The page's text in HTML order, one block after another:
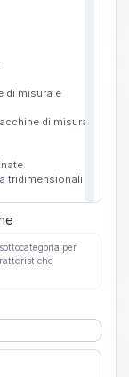
di misura e
di misura
tridimensionali
per